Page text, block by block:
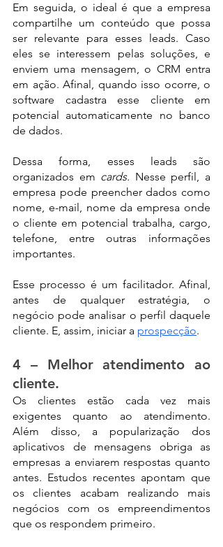
Em seguida, o ideal é que a empresa
compartilhe um conteúdo que possa
ser relevante para esses leads. Caso
eles se interessem pelas soluções, e
enviem uma mensagem, o CRM entra
em ação. Afinal, quando isso ocorre, o
software cadastra esse cliente em
potencial automaticamente no banco
de dados.
Dessa forma, esses leads são
organizados em cards. Nesse perfil, a
empresa pode preencher dados como
nome, e-mail, nome da empresa onde
o cliente em potencial trabalha, cargo,
telefone, entre outras informações
importantes.
Esse processo é um facilitador. Afinal,
antes de qualquer estratégia, o
negócio pode analisar o perfil daquele
cliente. E, assim, iniciar a prospecção.
4 – Melhor atendimento ao
cliente.
Os clientes estão cada vez mais
exigentes quanto ao atendimento.
Além disso, a popularização dos
aplicativos de mensagens obriga as
empresas a enviarem respostas quanto
antes. Estudos recentes apontam que
os clientes acabam realizando mais
negócios com os empreendimentos
que os respondem primeiro.